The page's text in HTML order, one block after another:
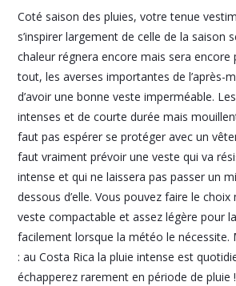
Coté saison des pluies, votre tenue
s’inspirer largement de celle de la saison
chaleur régnera encore mais sera encore
tout, les averses importantes de l’après-
d’avoir une bonne veste imperméable.
intenses et de courte durée mais
faut pas espérer se protéger avec un
faut vraiment prévoir une veste qui va
intense et qui ne laissera pas passer un
dessous d’elle. Vous pouvez faire le choix
veste compactable et assez légère pour
facilement lorsque la météo le nécessite.
: au Costa Rica la pluie intense est
échapperez rarement en période de pluie !